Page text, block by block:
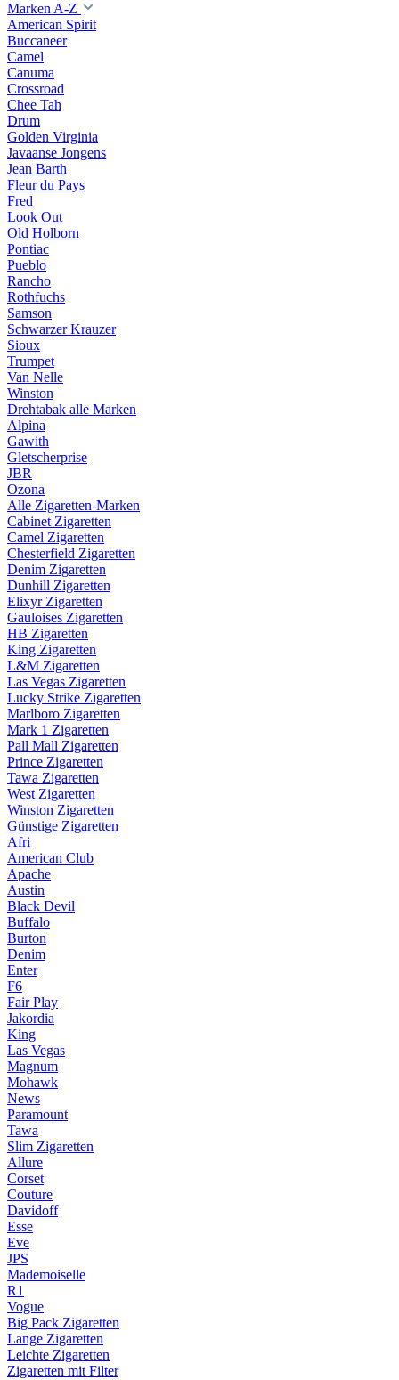
Marken A-Z
American Spirit
Buccaneer
Camel
Canuma
Crossroad
Сhee Tah
Drum
Golden Virginia
Javaanse Jongens
Jean Barth
Fleur du Pays
Fred
Look Out
Old Holborn
Pontiac
Pueblo
Rancho
Rothfuchs
Samson
Schwarzer Krauzer
Sioux
Trumpet
Van Nelle
Winston
Drehtabak alle Marken
Alpina
Gawith
Gletscherprise
JBR
Ozona
Alle Zigaretten-Marken
Cabinet Zigaretten
Camel Zigaretten
Chesterfield Zigaretten
Denim Zigaretten
Dunhill Zigaretten
Elixyr Zigaretten
Gauloises Zigaretten
HB Zigaretten
King Zigaretten
L&M Zigaretten
Las Vegas Zigaretten
Lucky Strike Zigaretten
Marlboro Zigaretten
Mark 1 Zigaretten
Pall Mall Zigaretten
Prince Zigaretten
Tawa Zigaretten
West Zigaretten
Winston Zigaretten
Günstige Zigaretten
Afri
American Club
Apache
Austin
Black Devil
Buffalo
Burton
Denim
Enter
F6
Fair Play
Jakordia
King
Las Vegas
Magnum
Mohawk
News
Paramount
Tawa
Slim Zigaretten
Allure
Corset
Couture
Davidoff
Esse
Eve
JPS
Mademoiselle
R1
Vogue
Big Pack Zigaretten
Lange Zigaretten
Leichte Zigaretten
Zigaretten mit Filter